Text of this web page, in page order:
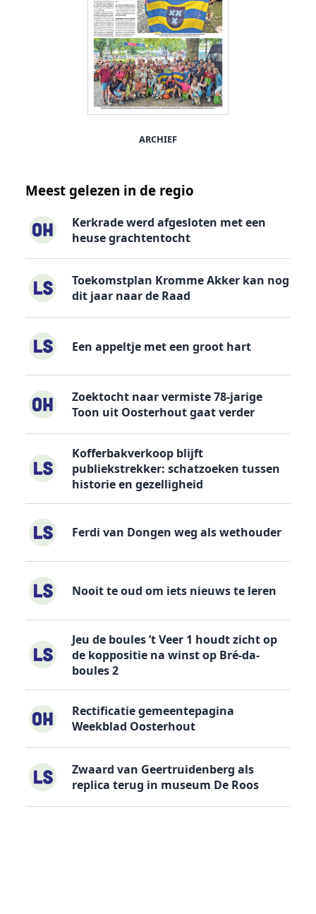
ARCHIEF
Meest gelezen in de regio
Kerkrade werd afgesloten met een
heuse grachtentocht
Toekomstplan Kromme Akker kan nog
dit jaar naar de Raad
Een appeltje met een groot hart
Zoektocht naar vermiste 78-jarige
Toon uit Oosterhout gaat verder
Kofferbakverkoop blijft
publiekstrekker: schatzoeken tussen
historie en gezelligheid
Ferdi van Dongen weg als wethouder
Nooit te oud om iets nieuws te leren
Jeu de boules ’t Veer 1 houdt zicht op
de koppositie na winst op Bré-da-
boules 2
Rectificatie gemeentepagina
Weekblad Oosterhout
Zwaard van Geertruidenberg als
replica terug in museum De Roos